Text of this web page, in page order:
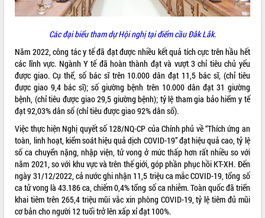
Các đại biểu tham dự Hội nghị tại điểm cầu Đắk Lắk.
Năm 2022, công tác y tế đã đạt được nhiều kết quả tích cực trên hầu hết
các lĩnh vực. Ngành Y tế đã hoàn thành đạt và vượt 3 chỉ tiêu chủ yếu
được giao. Cụ thể, số bác sĩ trên 10.000 dân đạt 11,5 bác sĩ, (chỉ tiêu
được giao 9,4 bác sĩ); số giường bệnh trên 10.000 dân đạt 31 giường
bệnh, (chỉ tiêu được giao 29,5 giường bệnh); tỷ lệ tham gia bảo hiểm y tế
đạt 92,03% dân số (chỉ tiêu được giao 92% dân số).
Việc thực hiện Nghị quyết số 128/NQ-CP của Chính phủ về “Thích ứng an
toàn, linh hoạt, kiểm soát hiệu quả dịch COVID-19” đạt hiệu quả cao, tỷ lệ
số ca chuyển nặng, nhập viện, tử vong ở mức thấp hơn rất nhiều so với
năm 2021, so với khu vực và trên thế giới, góp phần phục hồi KT-XH. Đến
ngày 31/12/2022, cả nước ghi nhận 11,5 triệu ca mắc COVID-19, tổng số
ca tử vong là 43.186 ca, chiếm 0,4% tổng số ca nhiễm. Toàn quốc đã triển
khai tiêm trên 265,4 triệu mũi vắc xin phòng COVID-19, tỷ lệ tiêm đủ mũi
cơ bản cho người 12 tuổi trở lên xấp xỉ đạt 100%.